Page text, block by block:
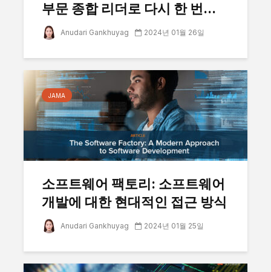
부문 종합 리더로 다시 한 번...
Anudari Gankhuyag 2024년 01월 26일
JAMA
소프트웨어 팩토리: 소프트웨어
개발에 대한 현대적인 접근 방식
Anudari Gankhuyag 2024년 01월 25일